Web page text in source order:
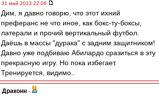
31 май 2013 22:06
Дим, я давно говорю, что этот ихний
преферанс не что иное, как бокс-ту-боксы,
латерали и прочий вертикальный футбол.
Даёшь в массы "дурака" с задним защитником!
Давно уже подбиваю Абилардо сразиться в эту
прекрасную игру. Но пока избегает.
Тренируется, видимо..
Драконн -